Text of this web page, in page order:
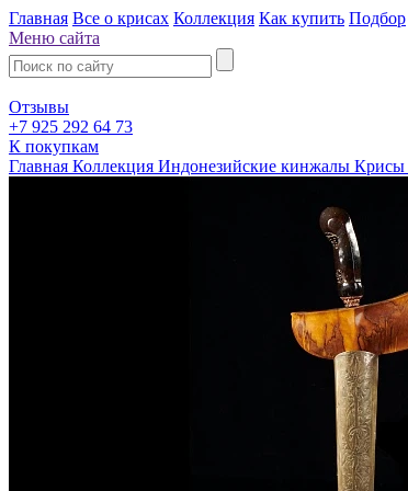
Главная Все о крисах Коллекция Как купить Подбор
Меню сайта
Отзывы
+7 925 292 64 73
К покупкам
Главная Коллекция Индонезийские кинжалы Крисы